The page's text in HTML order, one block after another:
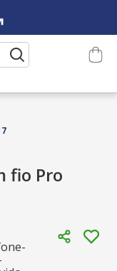
fio Pro